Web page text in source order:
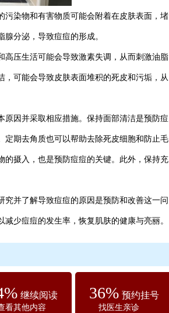
染物和有害物质可能会附着在皮肤表面，堵
分泌，导致痘痘的形成。
压生活可能会导致激素失调，从而刺激油脂
可能会导致皮肤表面堆积的死皮和污垢，从
因并采取相应措施。保持面部清洁是预防痘
定期去角质也可以帮助去除死皮细胞和防止毛
的摄入，也是预防痘痘的关键。此外，保持充
并了解导致痘痘的原因是预防和改善这一问
少痘痘的发生率，恢复肌肤的健康与亮丽。
继续阅读
看其他内容
36% 预约挂号
找医生亲诊